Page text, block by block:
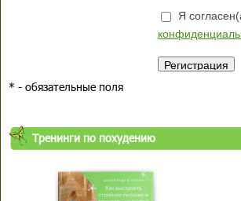
Я
* - обязательные поля
Тренинги по похудению